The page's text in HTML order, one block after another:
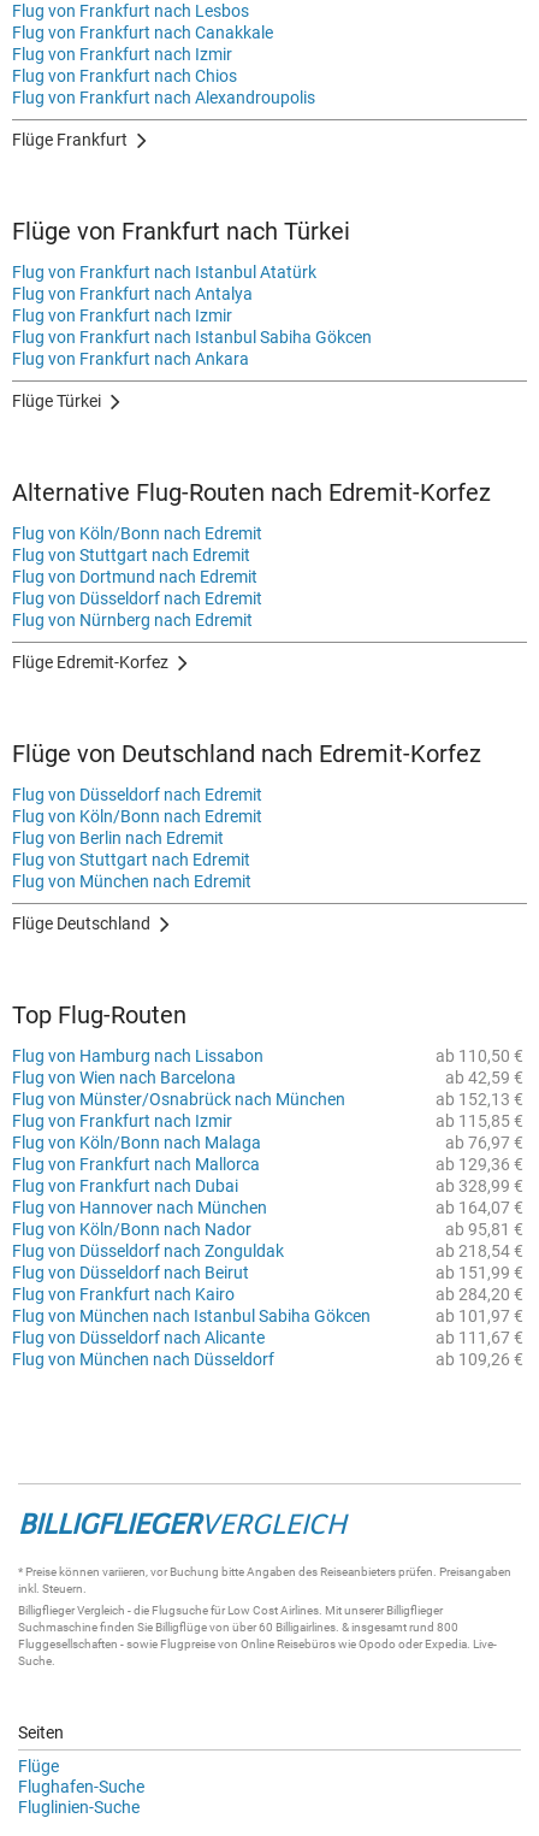
Flug von Frankfurt nach Lesbos
Flug von Frankfurt nach Canakkale
Flug von Frankfurt nach Izmir
Flug von Frankfurt nach Chios
Flug von Frankfurt nach Alexandroupolis
Flüge Frankfurt
Flüge von Frankfurt nach Türkei
Flug von Frankfurt nach Istanbul Atatürk
Flug von Frankfurt nach Antalya
Flug von Frankfurt nach Izmir
Flug von Frankfurt nach Istanbul Sabiha Gökcen
Flug von Frankfurt nach Ankara
Flüge Türkei
Alternative Flug-Routen nach Edremit-Korfez
Flug von Köln/Bonn nach Edremit
Flug von Stuttgart nach Edremit
Flug von Dortmund nach Edremit
Flug von Düsseldorf nach Edremit
Flug von Nürnberg nach Edremit
Flüge Edremit-Korfez
Flüge von Deutschland nach Edremit-Korfez
Flug von Düsseldorf nach Edremit
Flug von Köln/Bonn nach Edremit
Flug von Berlin nach Edremit
Flug von Stuttgart nach Edremit
Flug von München nach Edremit
Flüge Deutschland
Top Flug-Routen
ab 110,50 €
Flug von Hamburg nach Lissabon
ab 42,59 €
Flug von Wien nach Barcelona
ab 152,13 €
Flug von Münster/Osnabrück nach München
ab 115,85 €
Flug von Frankfurt nach Izmir
ab 76,97 €
Flug von Köln/Bonn nach Malaga
ab 129,36 €
Flug von Frankfurt nach Mallorca
ab 328,99 €
Flug von Frankfurt nach Dubai
ab 164,07 €
Flug von Hannover nach München
ab 95,81 €
Flug von Köln/Bonn nach Nador
ab 218,54 €
Flug von Düsseldorf nach Zonguldak
ab 151,99 €
Flug von Düsseldorf nach Beirut
ab 284,20 €
Flug von Frankfurt nach Kairo
ab 101,97 €
Flug von München nach Istanbul Sabiha Gökcen
ab 111,67 €
Flug von Düsseldorf nach Alicante
ab 109,26 €
Flug von München nach Düsseldorf
BILLIGFLIEGERVERGLEICH
* Preise können variieren, vor Buchung bitte Angaben des Reiseanbieters prüfen. Preisangaben
inkl. Steuern.
BilligfliegerVergleich - die Flugsuchefür Low Cost Airlines. Mit unsererBilligflieger
Suchmaschinefinden Sie Billigflügevon über 60 Billigairlines . & insgesamt rund 800
Fluggesellschaften - sowie Flugpreise von Online Reisebüros wie Opodo oder Expedia. Live-
Suche
Seiten
Flüge
Flughafen-Suche
Fluglinien-Suche